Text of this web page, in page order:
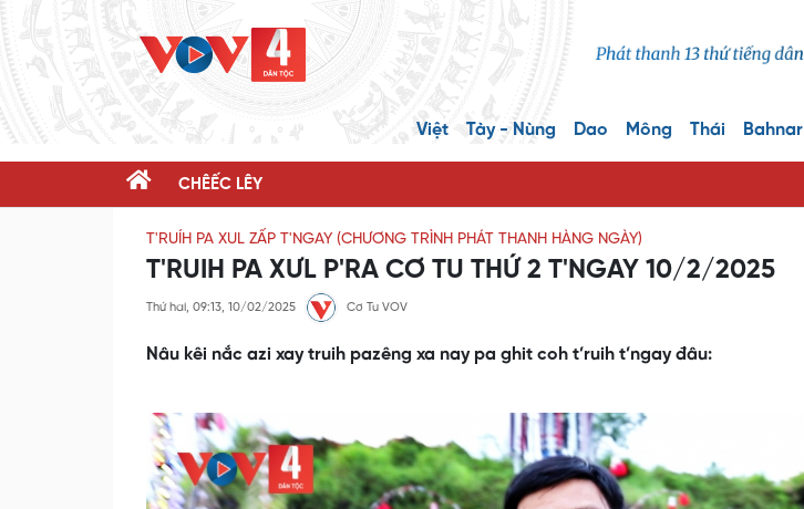
Việt Tày - Nùng Dao Mông Thái Bahnar
CHÊẾC LÊY
T'RUÍH PA XUL ZẤP T'NGAY (CHƯƠNG TRÌNH PHÁT THANH HÀNG NGÀY)
T'RUIH PA XƯL P'RA CƠ TU THỨ 2 T'NGAY 10/2/2025
Thứ hai, 09:13, 10/02/2025 Cơ Tu VOV
Nâu kêi nắc azi xay truih pazêng xa nay pa ghit coh t’ruih t’ngay đâu: